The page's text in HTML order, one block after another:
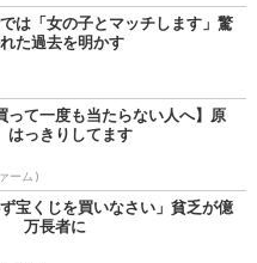
は「女の子とマッチします」驚
た過去を明かす
って一度も当たらない人へ】原
はっきりしてます
ーム )
宝くじを買いなさい」貧乏が億
万長者に